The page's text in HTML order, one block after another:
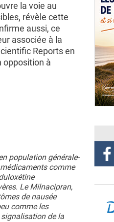
la voie au
révèle cette
aussi, ce
associée à la
Reports en
opposition à
population générale-
comme
Le Milnacipran,
de nausée
comme les
de la